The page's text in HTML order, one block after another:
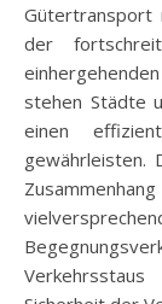
der
stehen Städte
einen
gewährleisten.